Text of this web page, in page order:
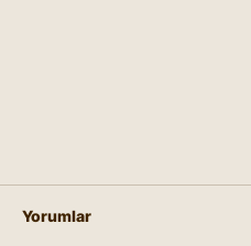
Akıl Çizgisi; Benham
The Line of Head William
Yorumlar